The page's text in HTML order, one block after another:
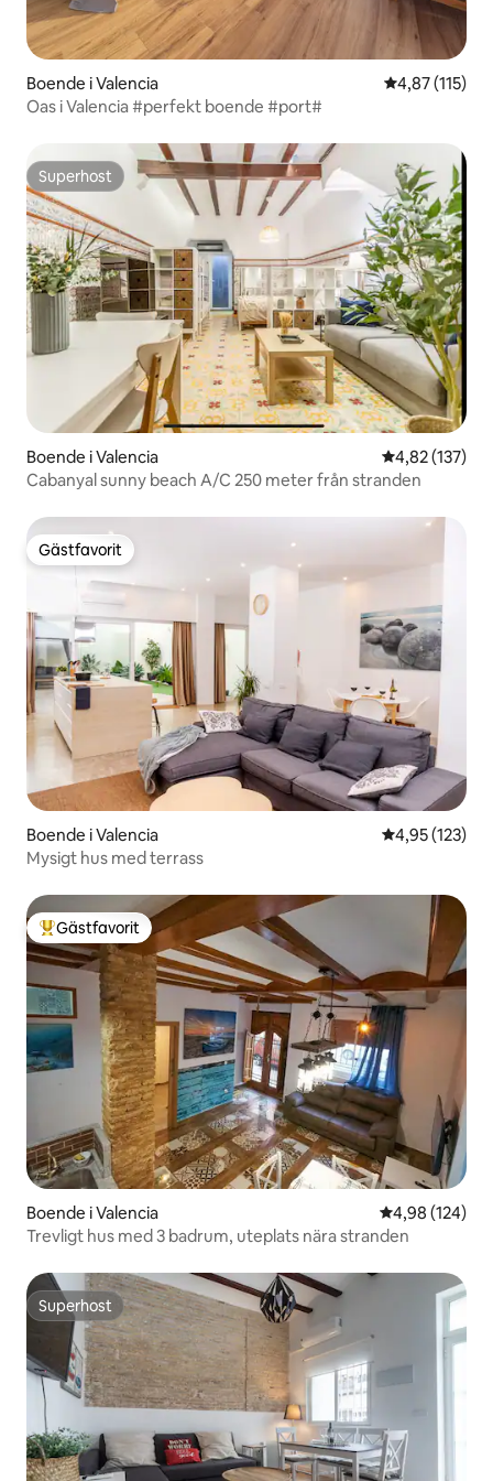
Boende i Valencia 4,87 av 5 i
4,87 (115)
Oas i Valencia #perfekt boende #port#
Superhost
Superhost
Boende i Valencia 4,82 av 5 i
4,82 (137)
Cabanyal sunny beach A/C 250 meter från stranden
Gästfavorit
Gästfavorit
Boende i Valencia 4,95 av 5 i
4,95 (123)
Mysigt hus med terrass
Populär gästfavorit
Gästfavorit
Boende i Valencia 4,98 av 5 i
4,98 (124)
Trevligt hus med 3 badrum, uteplats nära stranden
Superhost
Superhost